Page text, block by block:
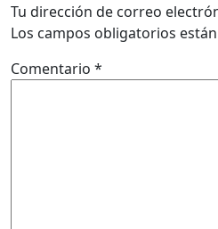
Tu dirección de correo
Los campos obligatorios
Comentario *